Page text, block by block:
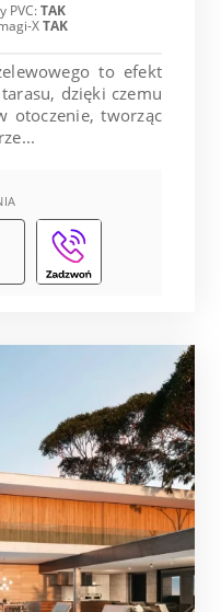
PVC:TAK
XTAK
to efekt
dzięki czemu
otoczenie, tworząc